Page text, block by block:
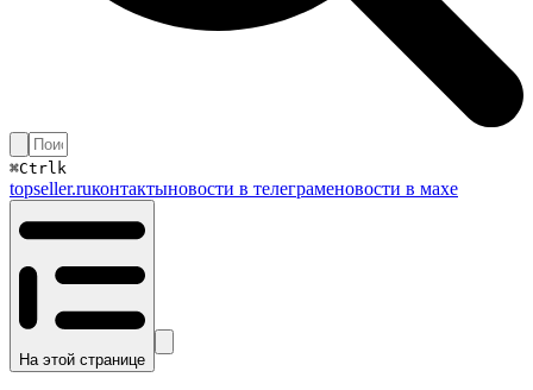
⌘Ctrl k
topseller.ruконтактыновости в телеграменовости в махе
На этой странице